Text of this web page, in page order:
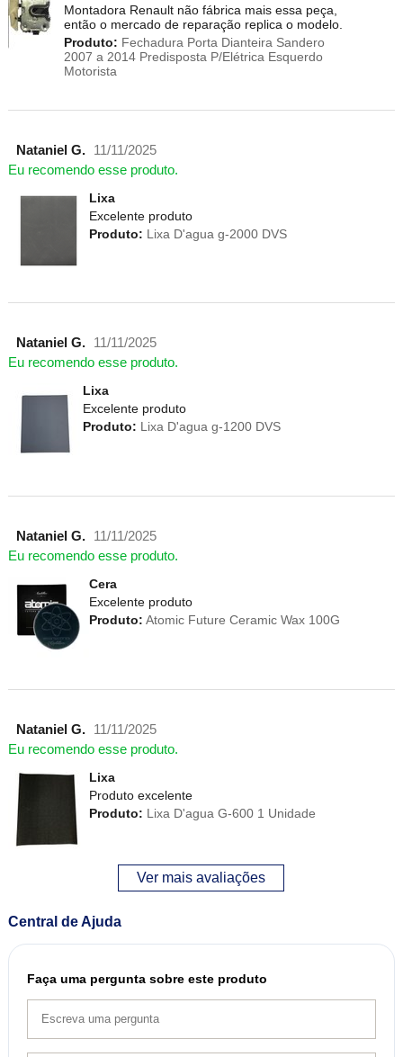
Montadora Renault não fábrica mais essa peça,
então o mercado de reparação replica o modelo.
Produto: Fechadura Porta Dianteira Sandero
2007 a 2014 Predisposta P/Elétrica Esquerdo
Motorista
Nataniel G.
11/11/2025
Eu recomendo esse produto.
Lixa
Excelente produto
Produto: Lixa D'agua g-2000 DVS
Nataniel G.
11/11/2025
Eu recomendo esse produto.
Lixa
Excelente produto
Produto: Lixa D'agua g-1200 DVS
Nataniel G.
11/11/2025
Eu recomendo esse produto.
Cera
Excelente produto
Produto: Atomic Future Ceramic Wax 100G
Nataniel G.
11/11/2025
Eu recomendo esse produto.
Lixa
Produto excelente
Produto: Lixa D'agua G-600 1 Unidade
Ver mais avaliações
Central de Ajuda
Faça uma pergunta sobre este produto